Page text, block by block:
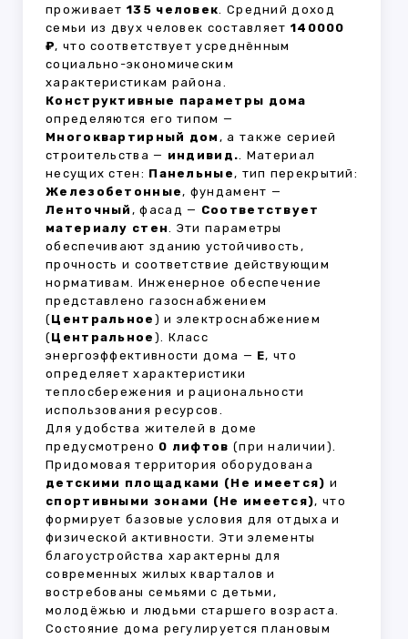
проживает 135 человек. Средний доход
семьи из двух человек составляет 140000
₽, что соответствует усреднённым
социально-экономическим
характеристикам района.
Конструктивные параметры дома
определяются его типом —
Многоквартирный дом , а также серией
строительства — индивид.. Материал
несущих стен: Панельные, тип перекрытий:
Железобетонные, фундамент —
Ленточный , фасад — Соответствует
материалу стен. Эти параметры
обеспечивают зданию устойчивость,
прочность и соответствие действующим
нормативам. Инженерное обеспечение
представлено газоснабжением
(Центральное ) и электроснабжением
(Центральное ). Класс
энергоэффективности дома — E, что
определяет характеристики
теплосбережения и рациональности
использования ресурсов.
Для удобства жителей в доме
предусмотрено 0 лифтов (при наличии).
Придомовая территория оборудована
детскими площадками (Не имеется) и
спортивными зонами (Не имеется), что
формирует базовые условия для отдыха и
физической активности. Эти элементы
благоустройства характерны для
современных жилых кварталов и
востребованы семьями с детьми,
молодёжью и людьми старшего возраста.
Состояние дома регулируется плановым